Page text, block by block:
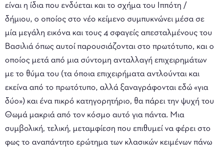
είναι η ίδια που ενδύεται και το σχήμα του Ιππότη /
δήμιου, ο οποίος στο νέο κείμενο συμπυκνώνει μέσα σε
μία μεγάλη εικόνα και τους 4 σφαγείς απεσταλμένους του
Βασιλιά όπως αυτοί παρουσιάζονται στο πρωτότυπο, και ο
οποίος μετά από μια σύντομη ανταλλαγή επιχειρημάτων
με το θύμα του (τα όποια επιχειρήματα αντλούνται και
εκείνα από το πρωτότυπο, αλλά ξαναγράφονται εδώ «για
δύο») και ένα πικρό κατηγορητήριο, θα πάρει την ψυχή του
Θωμά μακριά από τον κόσμο αυτό για πάντα. Μια
συμβολική, τελική, μεταμφίεση που επιθυμεί να φέρει στο
φως το αναπάντητο ερώτημα των κλασικών κειμένων πάνω